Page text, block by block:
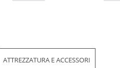
ATTREZZATURA E ACCESSORI